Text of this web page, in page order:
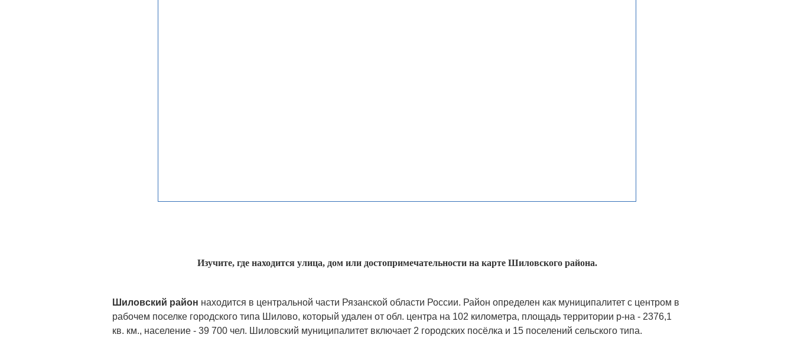
Изучите, где находится улица, дом или достопримечательности на карте Шиловского района.
Шиловский район находится в центральной части Рязанской области России. Район определен как муниципалитет с центром в
рабочем поселкe городского типа Шилово, который удален от обл. центра на 102 километра, площадь территории р-на - 2376,1
кв. км., население - 39 700 чел. Шиловский муниципалитет включает 2 городских посёлка и 15 поселений сельского типа.